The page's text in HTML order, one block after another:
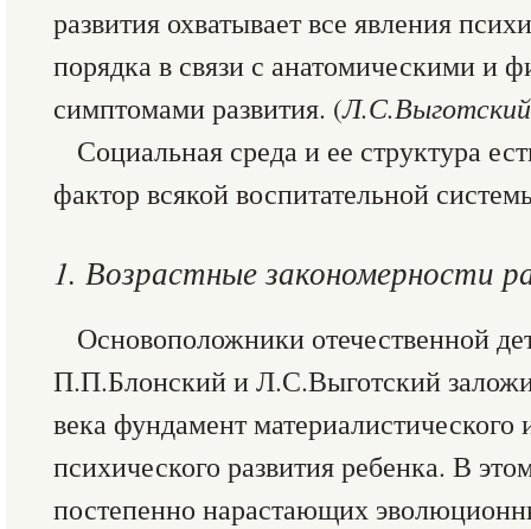
развития охватывает все явления
порядка в связи с анатомическими и
симптомами развития. (
Социальная среда и ее структура
фактор всякой воспитательной
1. Возрастные закономерности
Основоположники отечественной
П.П.Блонский и Л.С.Выготский
века фундамент материалистического
психического развития ребенка. В
постепенно нарастающих